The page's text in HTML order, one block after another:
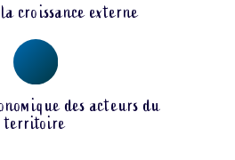
croissance externe
des acteurs du
territoire